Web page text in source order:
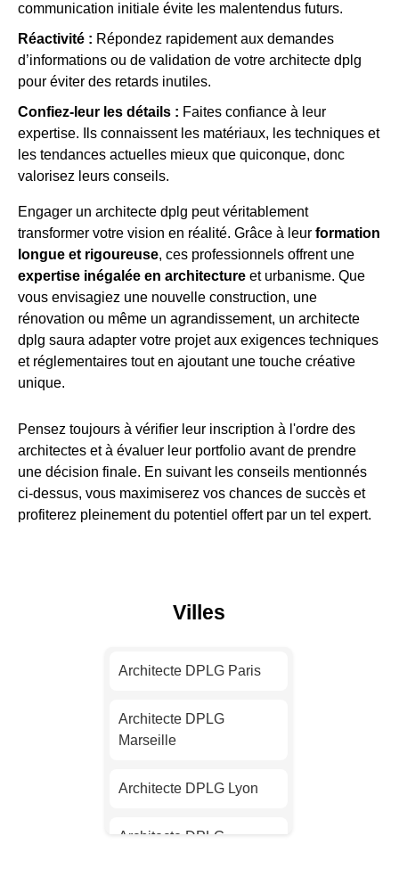
communication initiale évite les malentendus futurs.
Réactivité : Répondez rapidement aux demandes
d’informations ou de validation de votre architecte dplg
pour éviter des retards inutiles.
Confiez-leur les détails : Faites confiance à leur
expertise. Ils connaissent les matériaux, les techniques et
les tendances actuelles mieux que quiconque, donc
valorisez leurs conseils.
Engager un architecte dplg peut véritablement
transformer votre vision en réalité. Grâce à leur formation
longue et rigoureuse, ces professionnels offrent une
expertise inégalée en architecture et urbanisme. Que
vous envisagiez une nouvelle construction, une
rénovation ou même un agrandissement, un architecte
dplg saura adapter votre projet aux exigences techniques
et réglementaires tout en ajoutant une touche créative
unique.
Pensez toujours à vérifier leur inscription à l'ordre des
architectes et à évaluer leur portfolio avant de prendre
une décision finale. En suivant les conseils mentionnés
ci-dessus, vous maximiserez vos chances de succès et
profiterez pleinement du potentiel offert par un tel expert.
Villes
Architecte DPLG Paris
Architecte DPLG
Marseille
Architecte DPLG Lyon
Architecte DPLG